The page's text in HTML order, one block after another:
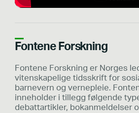
Fontene Forskning
Fontene Forskning er Norges
vitenskapelige tidsskrift for
barnevern og vernepleie.
inneholder i tillegg følgende
debattartikler, bokanmeldelser